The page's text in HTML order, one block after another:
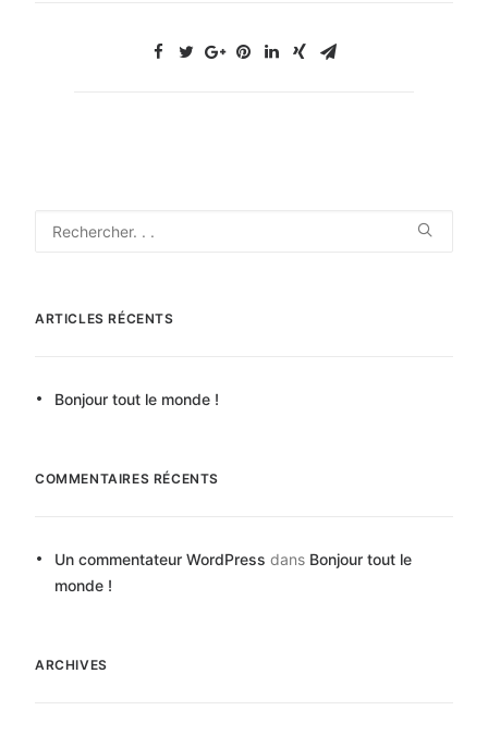
ARTICLES RÉCENTS
Bonjour tout le monde !
COMMENTAIRES RÉCENTS
Un commentateur WordPress dans Bonjour tout le
monde !
ARCHIVES